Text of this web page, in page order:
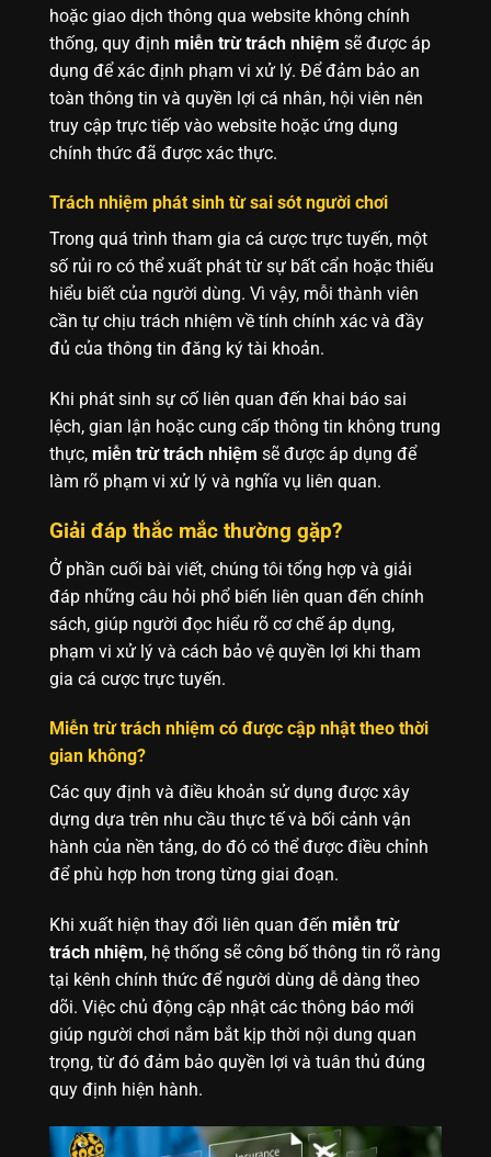
hoặc giao dịch thông qua website không chính
thống, quy định miễn trừ trách nhiệm sẽ được áp
dụng để xác định phạm vi xử lý. Để đảm bảo an
toàn thông tin và quyền lợi cá nhân, hội viên nên
truy cập trực tiếp vào website hoặc ứng dụng
chính thức đã được xác thực.
Trách nhiệm phát sinh từ sai sót người chơi
Trong quá trình tham gia cá cược trực tuyến, một
số rủi ro có thể xuất phát từ sự bất cẩn hoặc thiếu
hiểu biết của người dùng. Vì vậy, mỗi thành viên
cần tự chịu trách nhiệm về tính chính xác và đầy
đủ của thông tin đăng ký tài khoản.
Khi phát sinh sự cố liên quan đến khai báo sai
lệch, gian lận hoặc cung cấp thông tin không trung
thực, miễn trừ trách nhiệm sẽ được áp dụng để
làm rõ phạm vi xử lý và nghĩa vụ liên quan.
Giải đáp thắc mắc thường gặp?
Ở phần cuối bài viết, chúng tôi tổng hợp và giải
đáp những câu hỏi phổ biến liên quan đến chính
sách, giúp người đọc hiểu rõ cơ chế áp dụng,
phạm vi xử lý và cách bảo vệ quyền lợi khi tham
gia cá cược trực tuyến.
Miễn trừ trách nhiệm có được cập nhật theo thời
gian không?
Các quy định và điều khoản sử dụng được xây
dựng dựa trên nhu cầu thực tế và bối cảnh vận
hành của nền tảng, do đó có thể được điều chỉnh
để phù hợp hơn trong từng giai đoạn.
Khi xuất hiện thay đổi liên quan đến miễn trừ
trách nhiệm, hệ thống sẽ công bố thông tin rõ ràng
tại kênh chính thức để người dùng dễ dàng theo
dõi. Việc chủ động cập nhật các thông báo mới
giúp người chơi nắm bắt kịp thời nội dung quan
trọng, từ đó đảm bảo quyền lợi và tuân thủ đúng
quy định hiện hành.